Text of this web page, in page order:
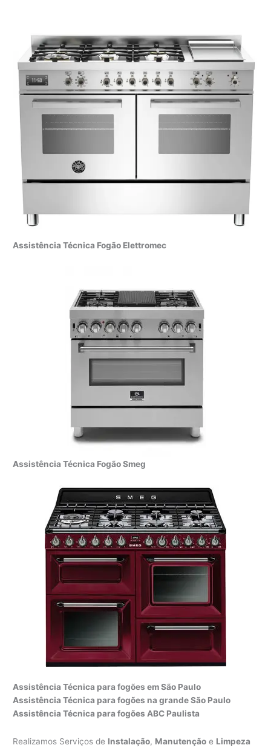
Assistência Técnica Fogão Elettromec
Assistência Técnica Fogão Smeg
Assistência Técnica para fogões em São Paulo
Assistência Técnica para fogões na grande São Paulo
Assistência Técnica para fogões ABC Paulista
Realizamos Serviços de Instalação, Manutenção e Limpeza